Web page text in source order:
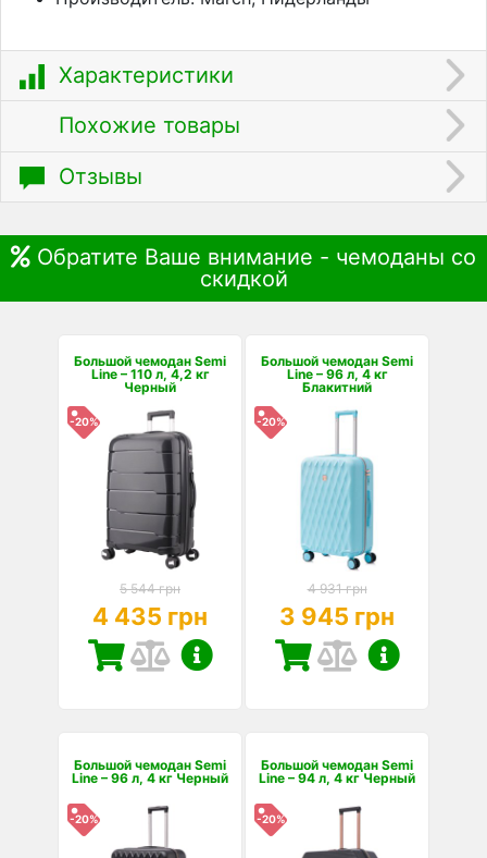
Характеристики
Похожие товары
Отзывы
Обратите Ваше внимание - чемоданы со
скидкой
Большой чемодан Semi
Line – 110 л, 4,2 кг
Черный
-20%
5 544 грн
4 435 грн
Большой чемодан Semi
Line – 96 л, 4 кг
Блакитний
-20%
4 931 грн
3 945 грн
Большой чемодан Semi
Line – 96 л, 4 кг Черный
-20%
Большой чемодан Semi
Line – 94 л, 4 кг Черный
-20%